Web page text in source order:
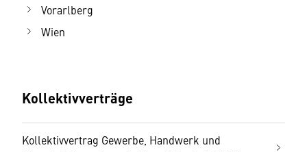
Vorarlberg
Wien
Kollektivverträge
Kollektivvertrag Gewerbe, Handwerk und